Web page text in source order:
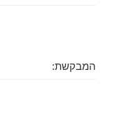
המבקשת: